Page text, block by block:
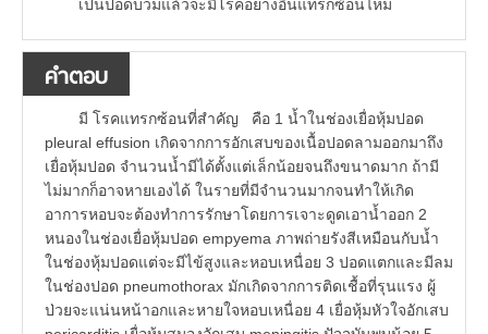
เป็นปอดบวมแล้วจะมีโรคอย่างอื่นแทรกซ้อนไหม
คำตอบ
มี โรคแทรกซ้อนที่สำคัญ คือ 1 น้ำในช่องเยื่อหุ้มปอด
pleural effusion เกิดจากการอักเสบของเนื้อปอดลามออกมาถึง
เยื่อหุ้มปอด จำนวนน้ำมีได้ตั้งแต่เล็กน้อยจนถึงขนาดมาก ถ้ามี
ไม่มากก็อาจหายเองได้ ในรายที่มีจำนวนมากจนทำให้เกิด
อาการหอบจะต้องทำการรักษาโดยการเจาะดูดเอาน้ำออก 2
หนองในช่องเยื่อหุ้มปอด empyema ภาพถ่ายรังสีเหมือนกับน้ำ
ในช่องหุ้มปอดแต่จะมีไข้สูงและหอบเหนื่อย 3 ปอดแตกและมีลม
ในช่องปอด pneumothorax มักเกิดจากการติดเชื้อที่รุนแรง ผู้
ป่วยจะแน่นหน้าอกและหายใจหอบเหนื่อย 4 เยื่อหุ้มหัวใจอักเสบ